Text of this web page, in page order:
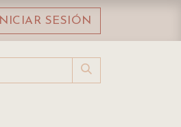
INICIAR SESIÓN